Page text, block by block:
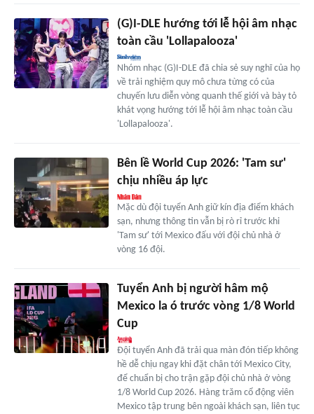
(G)I-DLE hướng tới lễ hội âm nhạc
toàn cầu 'Lollapalooza'
Nhóm nhạc (G)I-DLE đã chia sẻ suy nghĩ của họ
về trải nghiệm quy mô chưa từng có của
chuyến lưu diễn vòng quanh thế giới và bày tỏ
khát vọng hướng tới lễ hội âm nhạc toàn cầu
'Lollapalooza'.
Bên lề World Cup 2026: 'Tam sư'
chịu nhiều áp lực
Mặc dù đội tuyển Anh giữ kín địa điểm khách
sạn, nhưng thông tin vẫn bị rò rỉ trước khi
'Tam sư' tới Mexico đấu với đội chủ nhà ở
vòng 16 đội.
Tuyển Anh bị người hâm mộ
Mexico la ó trước vòng 1/8 World
Cup
Đội tuyển Anh đã trải qua màn đón tiếp không
hề dễ chịu ngay khi đặt chân tới Mexico City,
để chuẩn bị cho trận gặp đội chủ nhà ở vòng
1/8 World Cup 2026. Hàng trăm cổ động viên
Mexico tập trung bên ngoài khách sạn, liên tục